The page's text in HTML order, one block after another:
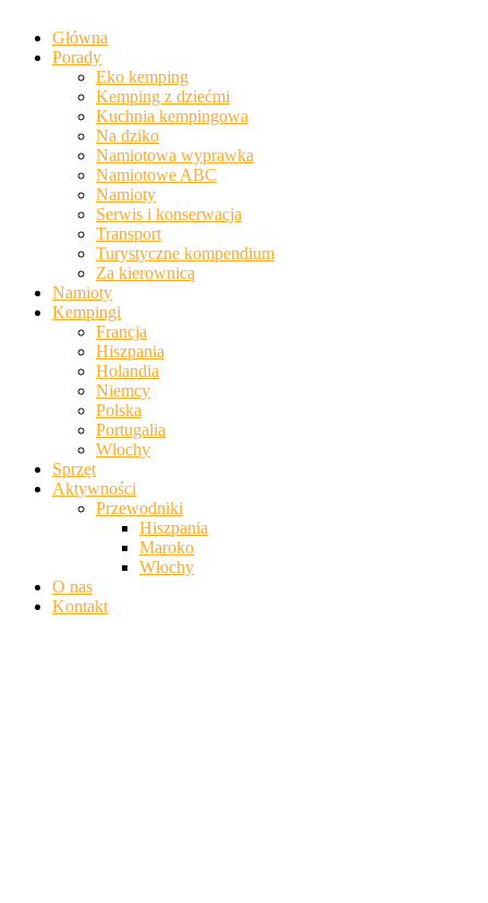
Główna
Porady
Eko kemping
Kemping z dziećmi
Kuchnia kempingowa
Na dziko
Namiotowa wyprawka
Namiotowe ABC
Namioty
Serwis i konserwacja
Transport
Turystyczne kompendium
Za kierownicą
Namioty
Kempingi
Francja
Hiszpania
Holandia
Niemcy
Polska
Portugalia
Włochy
Sprzęt
Aktywności
Przewodniki
Hiszpania
Maroko
Włochy
O nas
Kontakt